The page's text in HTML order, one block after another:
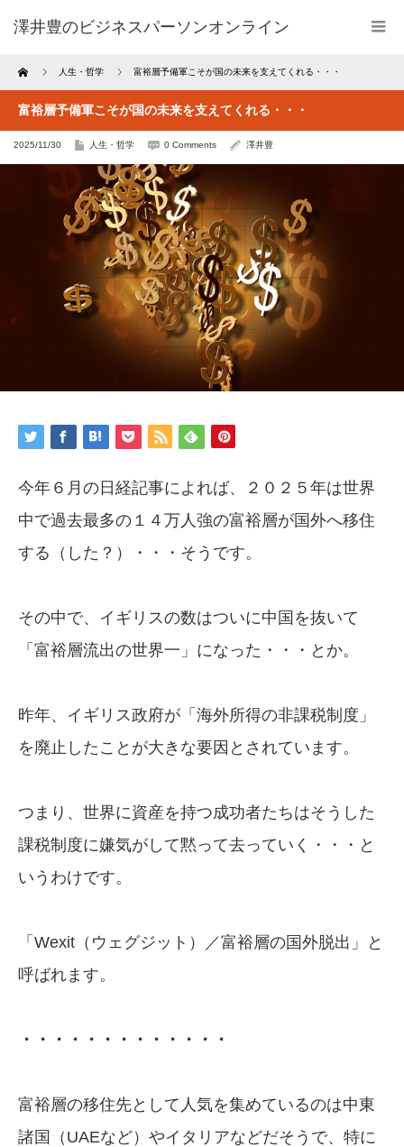
澤井豊のビジネスパーソンオンライン
Home 人生・哲学 富裕層予備軍こそが国の未来を支えてくれる・・・
富裕層予備軍こそが国の未来を支えてくれる・・・
2025/11/30 人生・哲学 0 Comments 澤井豊
今年６月の日経記事によれば、２０２５年は世界
中で過去最多の１４万人強の富裕層が国外へ移住
する（した？）・・・そうです。
その中で、イギリスの数はついに中国を抜いて
「富裕層流出の世界一」になった・・・とか。
昨年、イギリス政府が「海外所得の非課税制度」
を廃止したことが大きな要因とされています。
つまり、世界に資産を持つ成功者たちはそうした
課税制度に嫌気がして黙って去っていく・・・と
いうわけです。
「Wexit（ウェグジット）／富裕層の国外脱出」と
呼ばれます。
・・・・・・・・・・・・・
富裕層の移住先として人気を集めているのは中東
諸国（UAEなど）やイタリアなどだそうで、特に